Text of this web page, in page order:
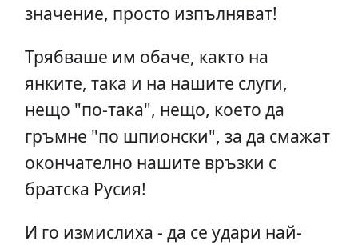
значение, просто изпълняват!
Трябваше им обаче, както на
янките, така и на нашите слуги,
нещо "по-така", нещо, което да
гръмне "по шпионски", за да смажат
окончателно нашите връзки с
братска Русия!
И го измислиха - да се удари най-